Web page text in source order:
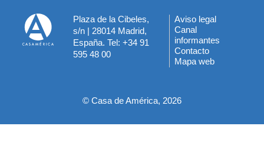
Plaza de la Cibeles,
s/n | 28014 Madrid,
España. Tel: +34 91
595 48 00
Menú
del
pie
Aviso legal
Canal
informantes
Contacto
Mapa web
© Casa de América, 2026